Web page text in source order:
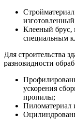
Клееный брус,
специальным
Для строительства
разновидности
ускорения
пропилы;
Пиломатериал